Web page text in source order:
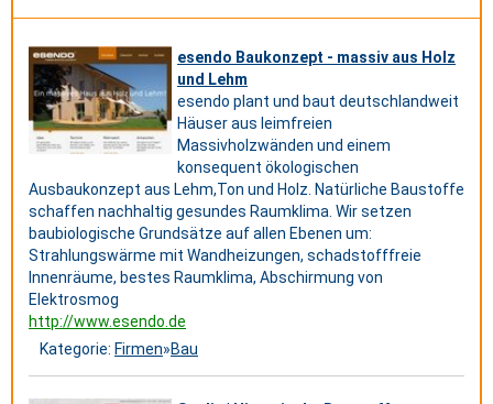
esendo Baukonzept - massiv aus Holz
und Lehm
esendo plant und baut deutschlandweit
Häuser aus leimfreien
Massivholzwänden und einem
konsequent ökologischen
Ausbaukonzept aus Lehm,Ton und Holz. Natürliche Baustoffe
schaffen nachhaltig gesundes Raumklima. Wir setzen
baubiologische Grundsätze auf allen Ebenen um:
Strahlungswärme mit Wandheizungen, schadstofffreie
Innenräume, bestes Raumklima, Abschirmung von
Elektrosmog
http://www.esendo.de
Kategorie: Firmen»Bau